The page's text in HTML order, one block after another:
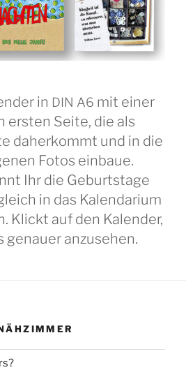
in DIN A6 mit einer
ersten Seite, die als
daherkommt und in die
Fotos einbaue.
Ihr die Geburtstage
in das Kalendarium
Klickt auf den Kalender,
genauer anzusehen.